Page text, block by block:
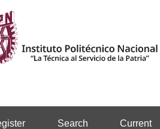
Search Current